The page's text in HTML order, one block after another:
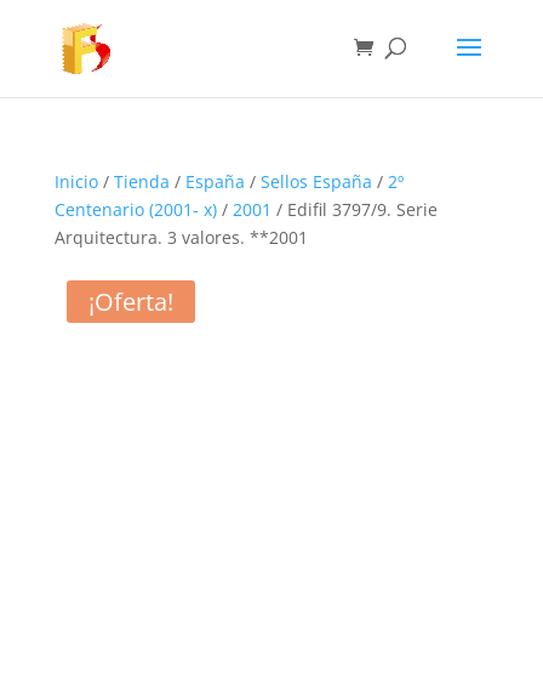
Inicio/ Tienda / España / Sellos España / 2º
Centenario (2001- x)/ 2001 / Edifil 3797/9. Serie
Arquitectura. 3 valores. **2001
¡Oferta!